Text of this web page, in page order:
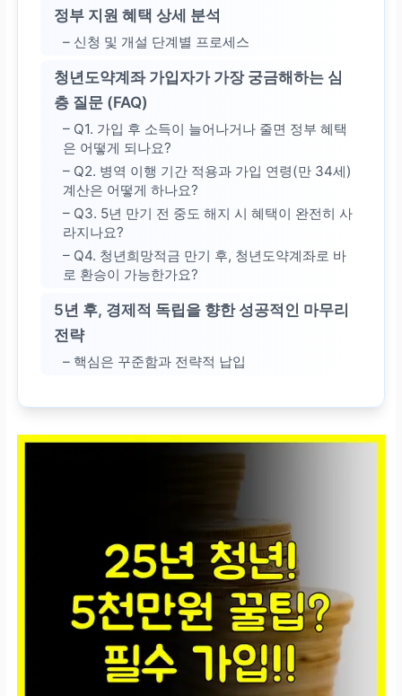
정부 지원 혜택 상세 분석
– 신청 및 개설 단계별 프로세스
청년도약계좌 가입자가 가장 궁금해하는 심
층 질문 (FAQ)
– Q1. 가입 후 소득이 늘어나거나 줄면 정부 혜택
은 어떻게 되나요?
– Q2. 병역 이행 기간 적용과 가입 연령(만 34세)
계산은 어떻게 하나요?
– Q3. 5년 만기 전 중도 해지 시 혜택이 완전히 사
라지나요?
– Q4. 청년희망적금 만기 후, 청년도약계좌로 바
로 환승이 가능한가요?
5년 후, 경제적 독립을 향한 성공적인 마무리
전략
– 핵심은 꾸준함과 전략적 납입